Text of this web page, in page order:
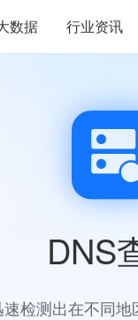
数据 行业资讯
DNS
检测出在不同